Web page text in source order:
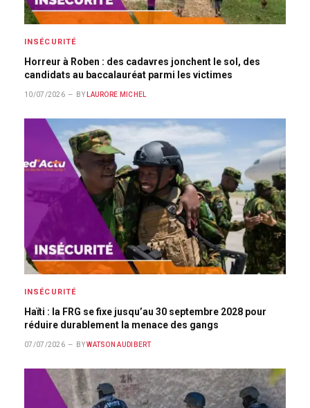
INSÉCURITÉ
Horreur à Roben : des cadavres jonchent le sol, des
candidats au baccalauréat parmi les victimes
10/07/2026 BY LAURORE MICHEL
INSÉCURITÉ
Haïti : la FRG se fixe jusqu’au 30 septembre 2028 pour
réduire durablement la menace des gangs
07/07/2026 BY WATSON AUDIBERT